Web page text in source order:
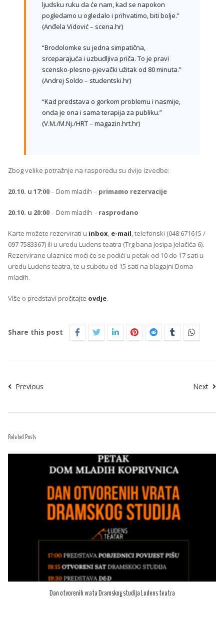
ljudsku ruku da će nam, kad se napokon
pogledamo u ogledalo i prihvatimo, biti bolje.”
(Anđela Vidović – scena.hr)
“Brodolomke su jedna simpatična,
srceparajuća i uzbudljiva priča. To je pravi
scensko-plesno-pjevački užitak od 80 minuta.”
(Andrej Soldo – studentski.hr)
“Kad predstava o gorkom problemu i nasmije,
onda je ona i sama terapija za publiku.”
(V.M./M.Nj./HRT – magazin.hrt.hr)
Zbog velike potražnje na rasporedu su dvije izvedbe:
20.10. u 17:00– Dom mladih – primamo rezervacije
20.10. u 20:00– Dom mladih – rasprodano
Karte možete rezervirati u inbox e-mail , telefonski (048 671615 /
097 7583367) ili u uredu Ludens teatra (Trg bana Josipa Jelačića 6).
Rezervirane ulaznice moći će se podići u petak od 10 do 17 sati u
uredu Ludens teatra, te u subotu od 15 sati na blagajni Doma
mladih.
Više o predstavi pročitajte ovdje.
Share this post
Previous Next
Related Posts
Dan otvorenih vrata Dramskog studija Ludens teatra